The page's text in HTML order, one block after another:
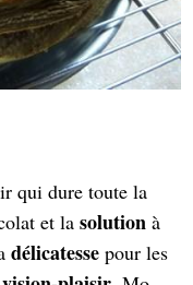
qui dure toute la
et la solution à
délicatesse pour les